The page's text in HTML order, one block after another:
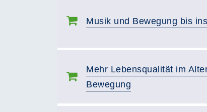
Musik und Bewegung bis
Mehr Lebensqualität im
Bewegung